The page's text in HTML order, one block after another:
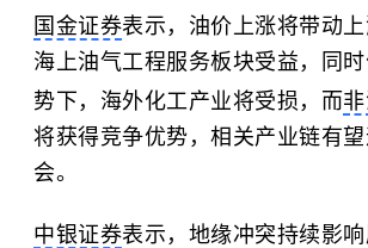
国金证券表示，油价上涨将带动
海上油气工程服务板块受益，同
势下，海外化工产业将受损，而
将获得竞争优势，相关产业链有
会。
中银证券表示，地缘冲突持续影